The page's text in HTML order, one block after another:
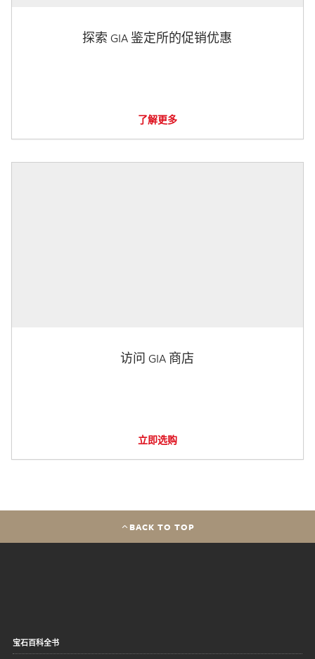
探索 GIA 鉴定所的促销优惠
了解更多
访问 GIA 商店
立即选购
BACK TO TOP
宝石百科全书